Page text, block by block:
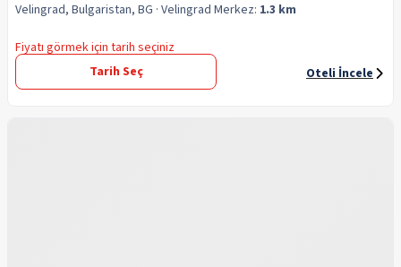
Velingrad, Bulgaristan, BG · Velingrad Merkez: 1.3 km
Fiyatı görmek için tarih seçiniz
Tarih Seç
Oteli İncele